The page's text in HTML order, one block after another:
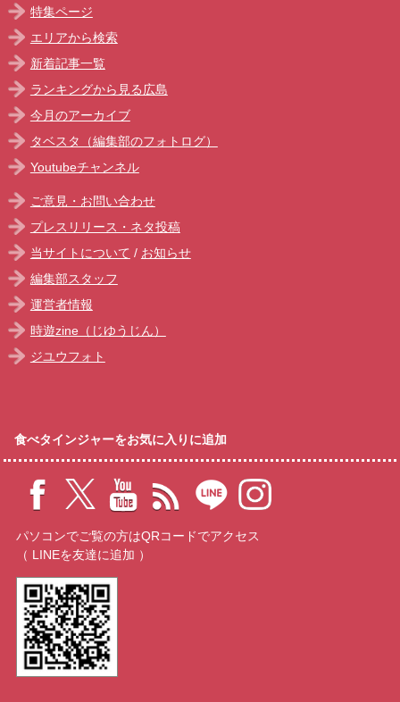
特集ページ
エリアから検索
新着記事一覧
ランキングから見る広島
今月のアーカイブ
タベスタ（編集部のフォトログ）
Youtubeチャンネル
ご意見・お問い合わせ
プレスリリース・ネタ投稿
当サイトについて / お知らせ
編集部スタッフ
運営者情報
時遊zine（じゆうじん）
ジユウフォト
食べタインジャーをお気に入りに追加
パソコンでご覧の方はQRコードでアクセス
（ LINEを友達に追加 ）